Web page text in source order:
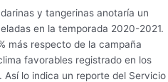
y tangerinas anotaría un
en la temporada 2020-2021.
más respecto de la campaña
favorables registrado en los
lo indica un reporte del Servicio